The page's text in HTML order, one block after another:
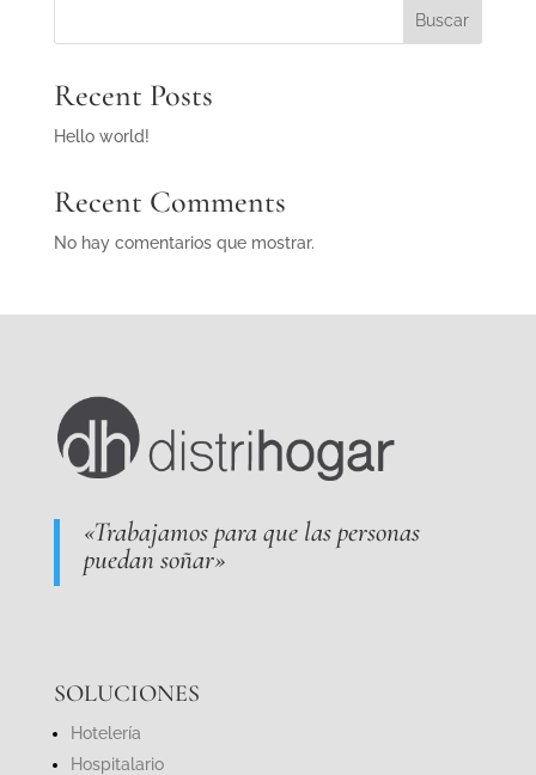
Buscar
Recent Posts
Hello world!
Recent Comments
No hay comentarios que mostrar.
«Trabajamos para que las personas
puedan soñar»
SOLUCIONES
Hotelería
Hospitalario